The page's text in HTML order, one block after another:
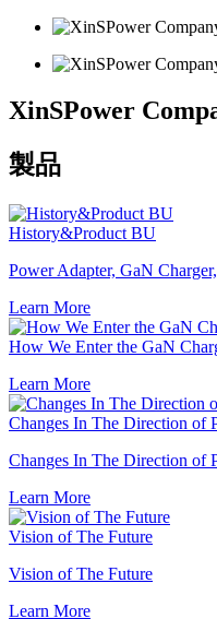
XinSPower
製品
History&Product BU
Power Adapter, GaN
Learn More
How We Enter the GaN
Learn More
Changes In The Direction of
Changes In The Direction of
Learn More
Vision of The Future
Vision of The Future
Learn More